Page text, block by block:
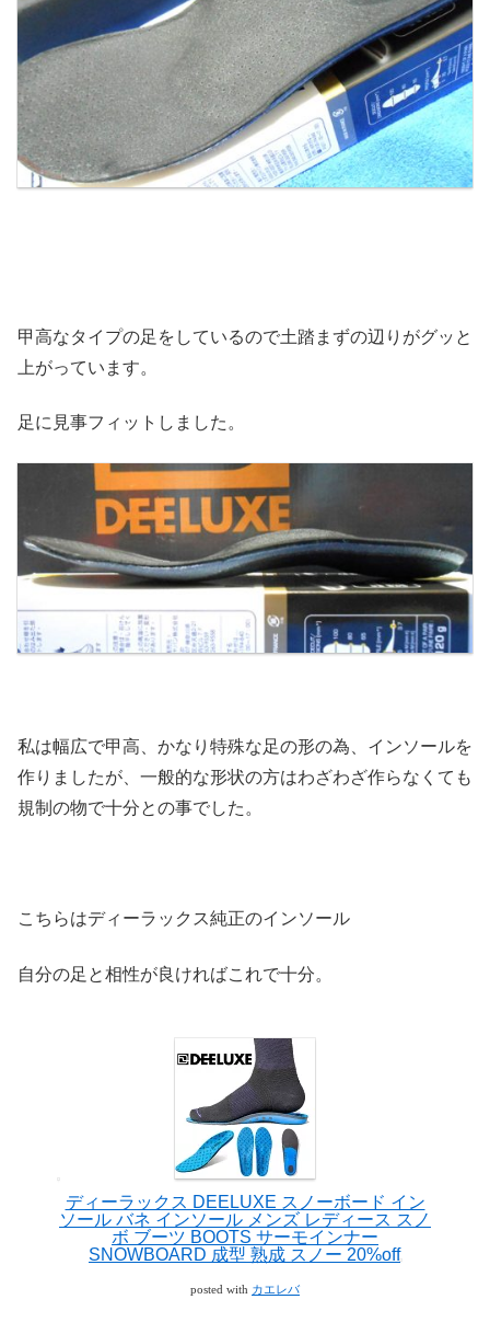
甲高なタイプの足をしているので土踏まずの辺りがグッと
上がっています。
足に見事フィットしました。
私は幅広で甲高、かなり特殊な足の形の為、インソールを
作りましたが、一般的な形状の方はわざわざ作らなくても
規制の物で十分との事でした。
こちらはディーラックス純正のインソール
自分の足と相性が良ければこれで十分。
ディーラックス DEELUXE スノーボード イン
ソール バネ インソール メンズ レディース スノ
ボ ブーツ BOOTS サーモインナー
SNOWBOARD 成型 熟成 スノー 20%off
posted with カエレバ